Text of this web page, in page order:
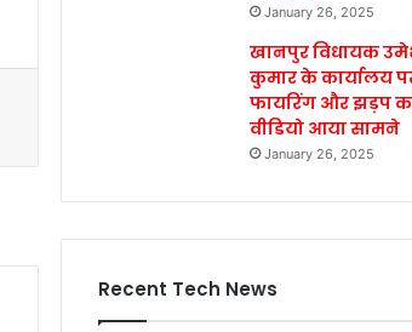
January 26, 2025
खानपुर विधायक
कुमार के कार्यालय
फायरिंग और झड़प
वीडियो आया सामने
January 26, 2025
Recent Tech News